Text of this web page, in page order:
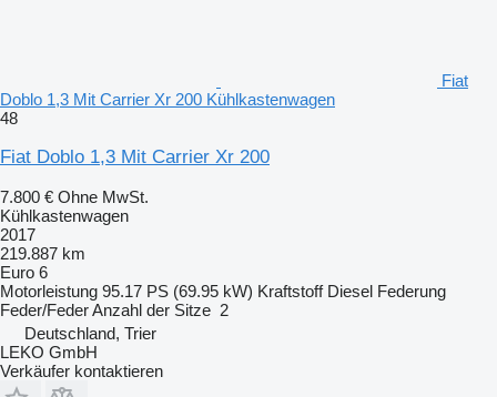
Fiat
Doblo 1,3 Mit Carrier Xr 200 Kühlkastenwagen
48
Fiat Doblo 1,3 Mit Carrier Xr 200
7.800 € Ohne MwSt.
Kühlkastenwagen
2017
219.887 km
Euro 6
Motorleistung 95.17 PS (69.95 kW) Kraftstoff Diesel Federung
Feder/FederAnzahl der Sitze 2
Deutschland, Trier
LEKO GmbH
Verkäufer kontaktieren